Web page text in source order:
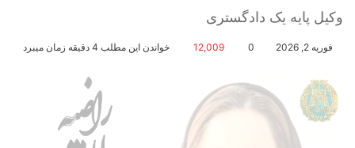
وکیل پایه یک دادگستری
فوریه 2, 2026 0
12,009 خواندن این مطلب 4 دقیقه زمان میبرد